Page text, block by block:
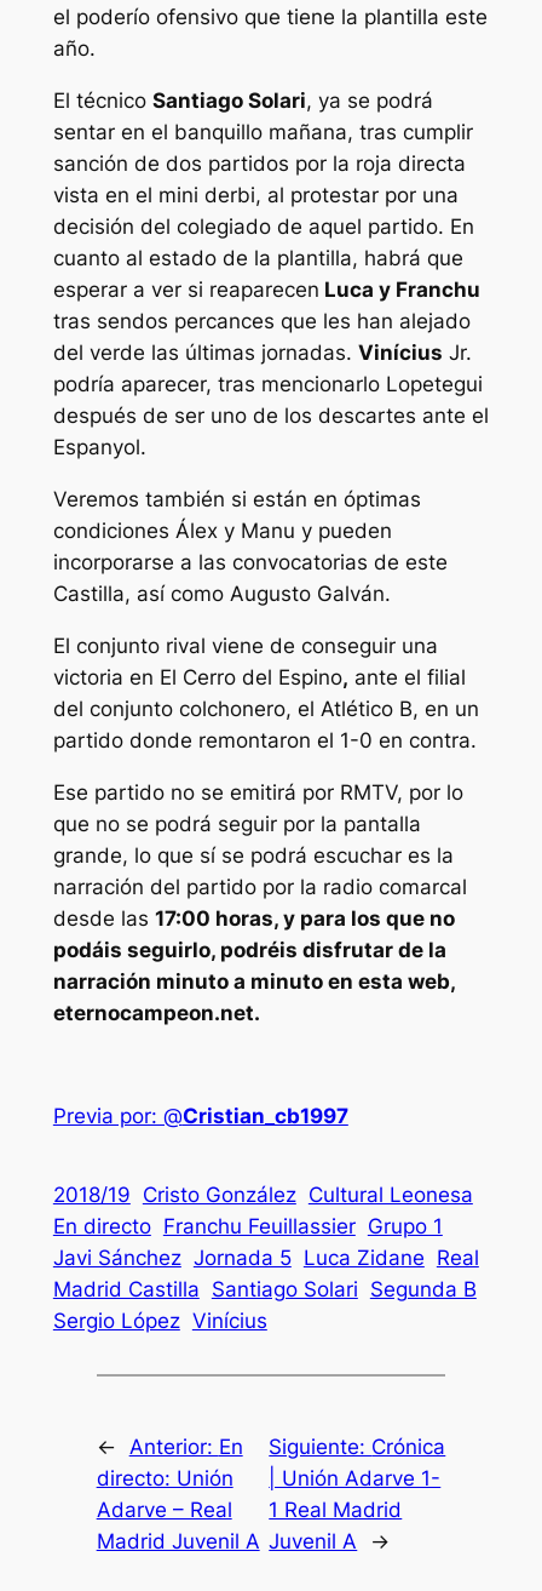
el poderío ofensivo que tiene la plantilla este
año.
El técnico Santiago Solari, ya se podrá
sentar en el banquillo mañana, tras cumplir
sanción de dos partidos por la roja directa
vista en el mini derbi, al protestar por una
decisión del colegiado de aquel partido. En
cuanto al estado de la plantilla, habrá que
esperar a ver si reaparecen Luca y Franchu
tras sendos percances que les han alejado
del verde las últimas jornadas. Vinícius Jr.
podría aparecer, tras mencionarlo Lopetegui
después de ser uno de los descartes ante el
Espanyol.
Veremos también si están en óptimas
condiciones Álex y Manu y pueden
incorporarse a las convocatorias de este
Castilla, así como Augusto Galván.
El conjunto rival viene de conseguir una
victoria en El Cerro del Espino, ante el filial
del conjunto colchonero, el Atlético B, en un
partido donde remontaron el 1-0 en contra.
Ese partido no se emitirá por RMTV, por lo
que no se podrá seguir por la pantalla
grande, lo que sí se podrá escuchar es la
narración del partido por la radio comarcal
desde las 17:00 horas, y para los que no
podáis seguirlo, podréis disfrutar de la
narración minuto a minuto en esta web,
eternocampeon.net.
Previa por: @Cristian_cb1997
2018/19 Cristo González Cultural Leonesa
En directo Franchu Feuillassier Grupo 1
Javi Sánchez Jornada 5 Luca Zidane Real
Madrid Castilla Santiago Solari Segunda B
Sergio López Vinícius
← Anterior: En
directo: Unión
Adarve – Real
Madrid Juvenil A
Siguiente: Crónica
| Unión Adarve 1-
1 Real Madrid
Juvenil A
→